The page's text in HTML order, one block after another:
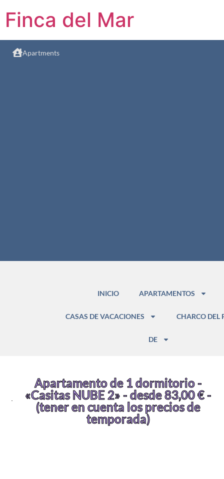
Finca del Mar
Apartments
INICIO APARTAMENTOS
CASAS DE VACACIONES CHARCO DEL
DE
Apartamento de 1 dormitorio -
«Casitas NUBE 2» - desde 83,00 € -
(tener en cuenta los precios de
temporada)